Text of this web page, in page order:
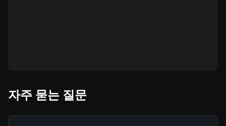
자주 묻는 질문